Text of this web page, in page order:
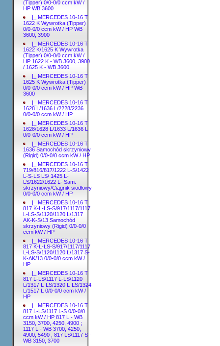
(Tipper) 0/0-0/0 ccm kW /
HP WB 3600
|_ MERCEDES 10-16 T
1622 K Wywrotka (Tipper)
0/0-0/0 ccm kW / HP WB
3600, 3900
|_ MERCEDES 10-16 T
1622 K/1625 K Wywrotka
(Tipper) 0/0-0/0 ccm kW /
HP 1622 K - WB 3600, 3900
/ 1625 K - WB 3600
|_ MERCEDES 10-16 T
1625 K Wywrotka (Tipper)
0/0-0/0 ccm kW / HP WB
3600
|_ MERCEDES 10-16 T
1628 L/1636 L/2228/2236
0/0-0/0 ccm kW / HP
|_ MERCEDES 10-16 T
1628/1628 L/1633 L/1636 L
0/0-0/0 ccm kW / HP
|_ MERCEDES 10-16 T
1636 Samochód skrzyniowy
(Rigid) 0/0-0/0 ccm kW / HP
|_ MERCEDES 10-16 T
719/816/817/1222 L-S/1422
L-S-LS LS/ 1425 L-
LS/1622/1622 L- Sam.
skrzyniowy/Ciągnik siodłowy
0/0-0/0 ccm kW / HP
|_ MERCEDES 10-16 T
817 K-L-LS-S/917/1117/1117
L-LS-S/1120/1120 L/1317
AK-K-S/13 Samochód
skrzyniowy (Rigid) 0/0-0/0
ccm kW / HP
|_ MERCEDES 10-16 T
817 K-L-LS-S/917/1117/1117
L-LS-S/1120/1120 L/1317 S-
K-AK/13 0/0-0/0 ccm kW /
HP
|_ MERCEDES 10-16 T
817 L-LS/1117 L-LS/1120
L/1317 L-LS/1320 L-LS/1324
L/1517 L 0/0-0/0 ccm kW /
HP
|_ MERCEDES 10-16 T
817 L-LS/1117 L-S 0/0-0/0
ccm kW / HP 817 L - WB
3150, 3700, 4250, 4900 ;
1117 L - WB 3700, 4250,
4900, 5490 ; 817 LS/1117 S -
WB 3150, 3700